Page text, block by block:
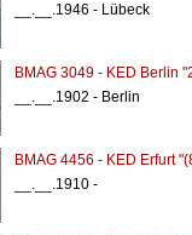
__.__.1946 - Lübeck
BMAG 3049 - KED Berlin
__.__.1902 - Berlin
BMAG 4456 - KED Erfurt
__.__.1910 -